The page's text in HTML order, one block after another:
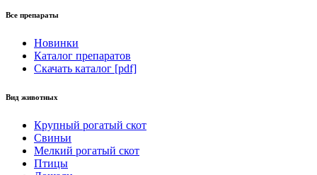
Все препараты
Новинки
Каталог препаратов
Скачать каталог [pdf]
Вид животных
Крупный рогатый скот
Свиньи
Мелкий рогатый скот
Птицы